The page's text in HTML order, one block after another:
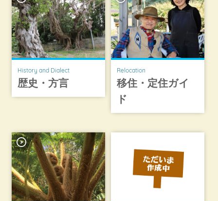
History and Dialect
歴史・方言
Relocation
移住・定住ガイ
ド